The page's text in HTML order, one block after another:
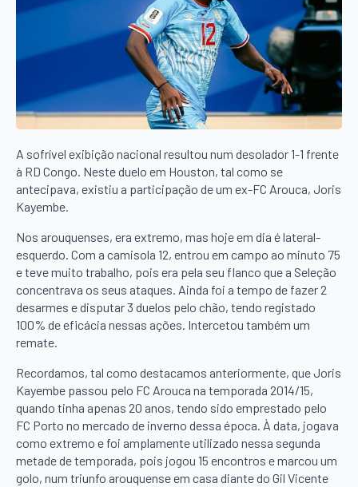
A sofrível exibição nacional resultou num desolador 1-1 frente
à RD Congo. Neste duelo em Houston, tal como se
antecipava, existiu a participação de um ex-FC Arouca, Joris
Kayembe.
Nos arouquenses, era extremo, mas hoje em dia é lateral-
esquerdo. Com a camisola 12, entrou em campo ao minuto 75
e teve muito trabalho, pois era pela seu flanco que a Seleção
concentrava os seus ataques. Ainda foi a tempo de fazer 2
desarmes e disputar 3 duelos pelo chão, tendo registado
100% de eficácia nessas ações. Intercetou também um
remate.
Recordamos, tal como destacamos anteriormente, que Joris
Kayembe passou pelo FC Arouca na temporada 2014/15,
quando tinha apenas 20 anos, tendo sido emprestado pelo
FC Porto no mercado de inverno dessa época. À data, jogava
como extremo e foi amplamente utilizado nessa segunda
metade de temporada, pois jogou 15 encontros e marcou um
golo, num triunfo arouquense em casa diante do Gil Vicente